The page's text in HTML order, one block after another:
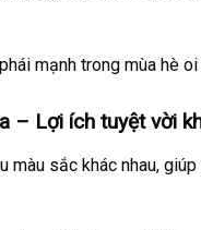
mạnh trong mùa hè
– Lợi ích tuyệt vời
sắc khác nhau,